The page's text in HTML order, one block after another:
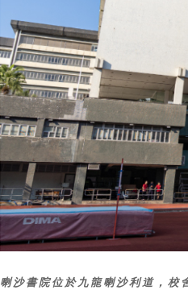
喇沙書院位於九龍喇沙利道，校